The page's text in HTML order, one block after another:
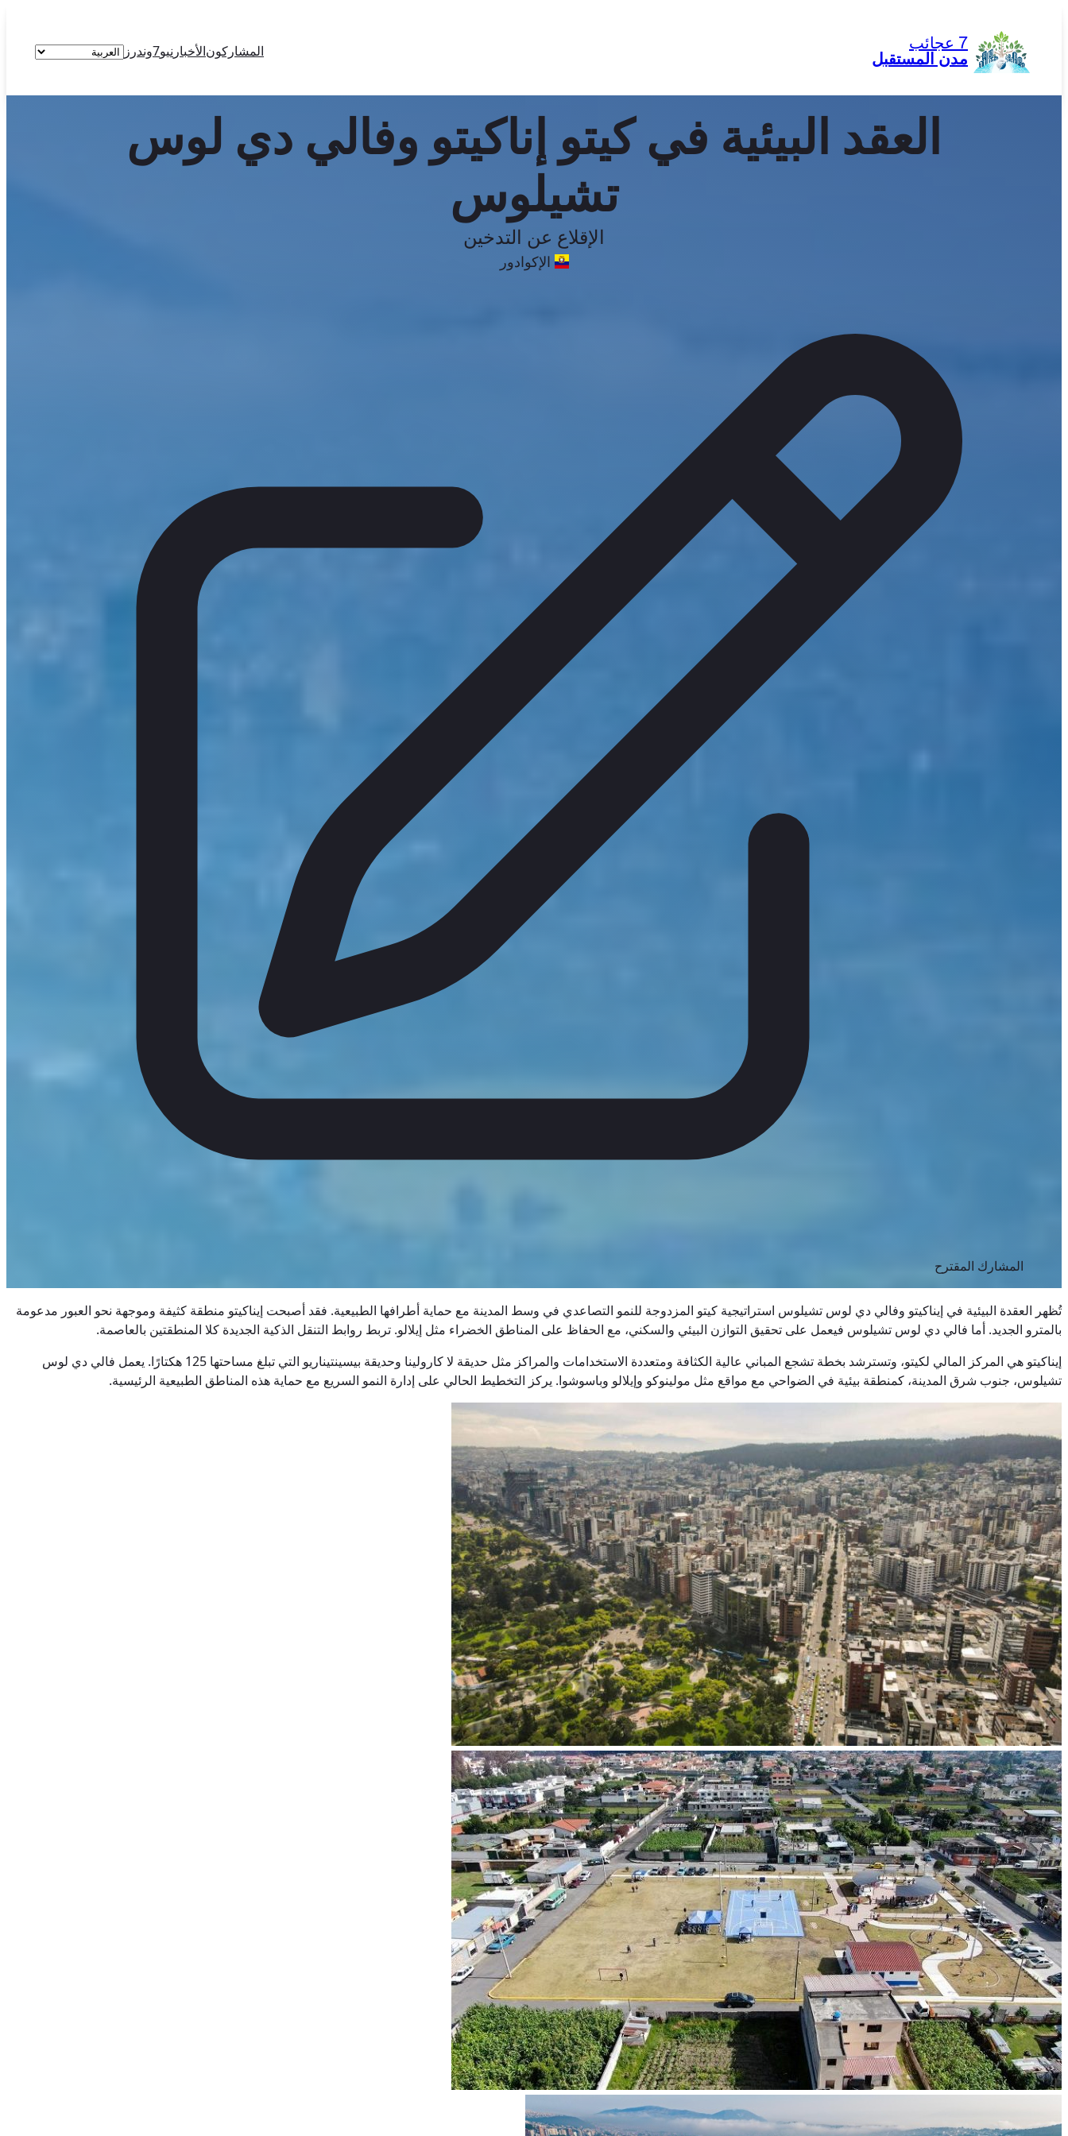
المحتوى
7 عجائب
مدن المستقبل
المشاركونالأخبار نيو7وندرز
اختر
العقد البيئية في كيتو إناكيتو وفالي دي لوس
تشيلوس
الإقلاع عن التدخين
الإكوادور
المشارك المقترح
تُظهر العقدة البيئية في إيناكيتو وفالي دي لوس تشيلوس استراتيجية كيتو المزدوجة للنمو التصاعدي في وسط المدينة مع حماية أطرافها الطبيعية. فقد أصبحت إيناكيتو منطقة كثيفة وموجهة نحو العبور مدعومة
بالمترو الجديد. أما فالي دي لوس تشيلوس فيعمل على تحقيق التوازن البيئي والسكني، مع الحفاظ على المناطق الخضراء مثل إيلالو. تربط روابط التنقل الذكية الجديدة كلا المنطقتين بالعاصمة.
إيناكيتو هي المركز المالي لكيتو، وتسترشد بخطة تشجع المباني عالية الكثافة ومتعددة الاستخدامات والمراكز مثل حديقة لا كارولينا وحديقة بيسينتيناريو التي تبلغ مساحتها 125 هكتارًا. يعمل فالي دي لوس
تشيلوس، جنوب شرق المدينة، كمنطقة بيئية في الضواحي مع مواقع مثل مولينوكو وإيلالو وباسوشوا. يركز التخطيط الحالي على إدارة النمو السريع مع حماية هذه المناطق الطبيعية الرئيسية.